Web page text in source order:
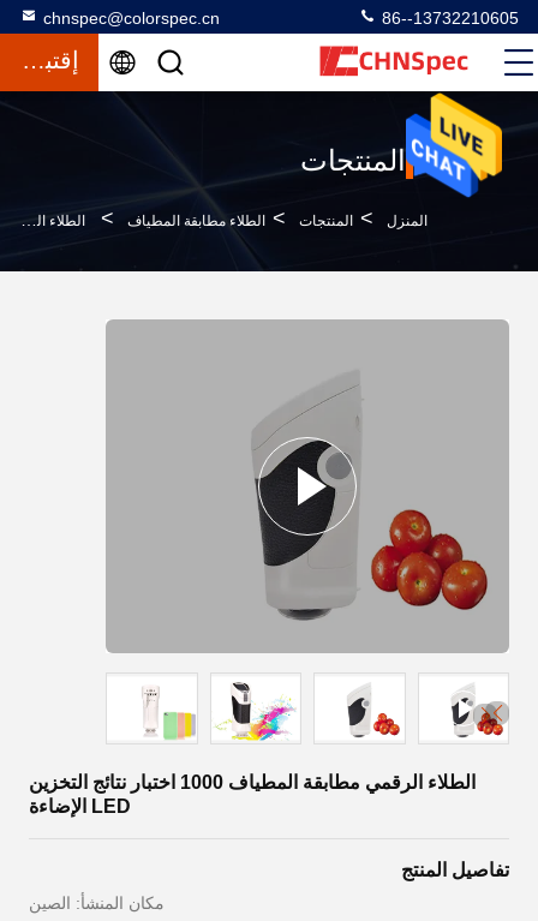
chnspec@colorspec.cn 86--13732210605
إقتباس
المنتجات
المنزل > المنتجات > الطلاء مطابقة المطياف > الطلاء الرقمي مطابقة المطياف 1000 اختبار نتائج التخزين LED الإضاءة
الطلاء الرقمي مطابقة المطياف 1000 اختبار نتائج التخزين
LED الإضاءة
تفاصيل المنتج
مكان المنشأ: الصين